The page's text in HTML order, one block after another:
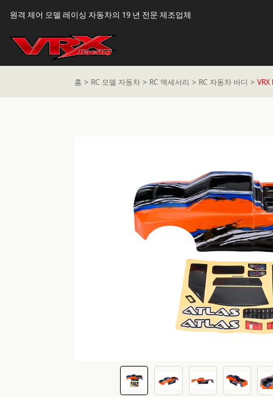
원격 제어 모델 레이싱 자동차의 19 년 전문 제조업체
홈 RC 모델 자동차 RC 액세서리 RC 자동차 바디